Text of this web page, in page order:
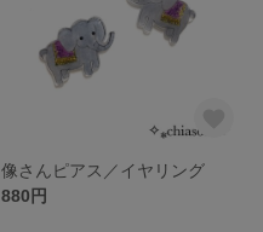
像さんピアス／イヤリング
880円